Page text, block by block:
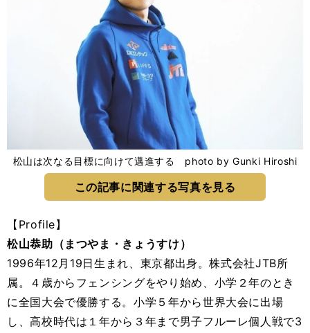
松山は次なる目標に向けて邁進する photo by Gunki Hiroshi
この記事に関連する写真を見る
【Profile】
松山恭助（まつやま・きょうすけ）
1996年12月19日生まれ、東京都出身。株式会社JTB所
属。４歳からフェンシングをやり始め、小学２年のとき
に全国大会で優勝する。小学５年から世界大会に出場
し、高校時代は１年から３年まで男子フルーレ個人戦で3